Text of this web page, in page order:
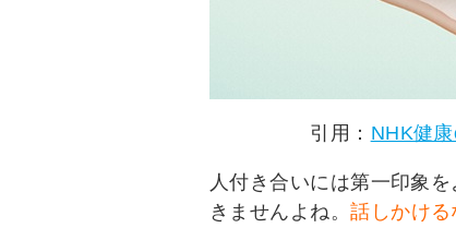
引用： NHK健
人付き合いには第一印象
きませんよね。話しかける